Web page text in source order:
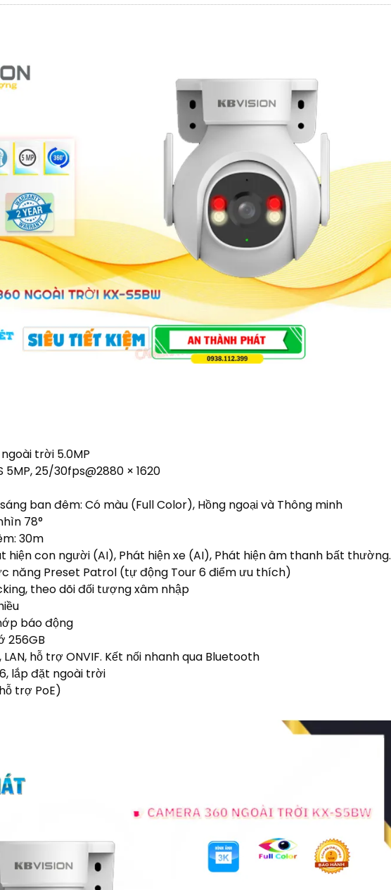
trời 5.0MP
5MP, 25/30fps@2880 × 1620
ban đêm: Có màu (Full Color), Hồng ngoại và Thông minh
78°
30m
hiện con người (AI), Phát hiện xe (AI), Phát hiện âm thanh bất thường.
năng Preset Patrol (tự động Tour 6 điểm ưu thích)
theo dõi đối tượng xâm nhập
báo động
256GB
LAN, hỗ trợ ONVIF. Kết nối nhanh qua Bluetooth
lắp đặt ngoài trời
trợ PoE)